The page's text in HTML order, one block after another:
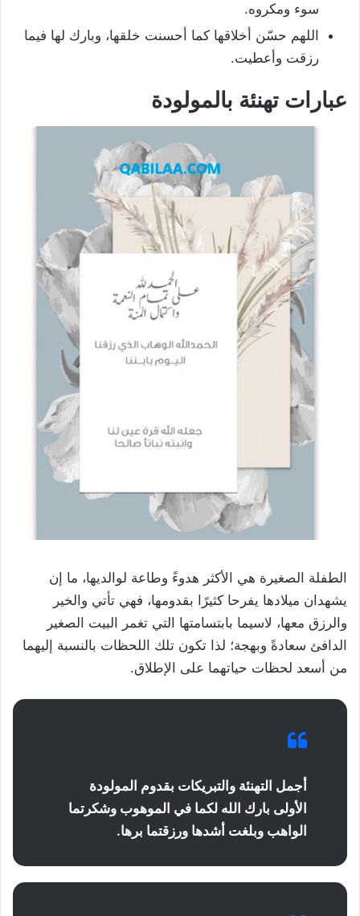
سوء ومكروه.
اللهم حسّن أخلاقها كما أحسنت خلقها، وبارك لها فيما
رزقت وأعطيت.
عبارات تهنئة بالمولودة
الطفلة الصغيرة هي الأكثر هدوءً وطاعة لوالديها، ما إن
يشهدان ميلادها يفرحا كثيرًا بقدومها، فهي تأتي والخير
والرزق معها، لاسيما بابتسامتها التي تغمر البيت الصغير
الدافئ سعادةً وبهجة؛ لذا تكون تلك اللحظات بالنسبة إليهما
من أسعد لحظات حياتهما على الإطلاق.
أجمل التهنئة والتبريكات بقدوم المولودة
الأولى بارك الله لكما في الموهوب وشكرتما
الواهب وبلغت أشدها ورزقتما برها.